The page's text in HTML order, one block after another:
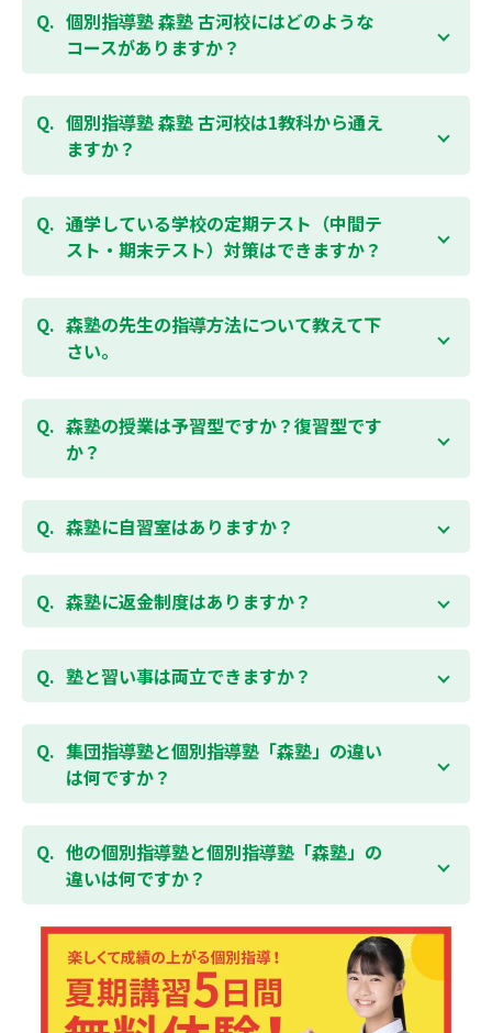
す。また、春休み、夏休み、冬休みの講習では「4日
間～5日間の無料体験」授業を受けていただくことが
可能です。個別指導塾 森塾 古河校の無料体験について
個別指導塾 森塾 古河校にはどのような
コースがありますか？
個別指導塾 森塾 古河校では、小学生・中学生・高校
生のコースがあり、それぞれ学校のテストの点数アッ
プを目的としたコースとなっております。その他、小
学生用の英検®対策や、基礎学力を身につけるDOJOな
は校舎にお問合わせください。
お問合わせはこちら
個別指導塾 森塾 古河校は1教科から通え
ますか？
はい、1教科、週1日から受講いただけます。自分から
勉強できる習慣をつけるために最初は1から2教科での
受講をおすすめしております。まずはお気軽にご相談
ください。
ご相談（お問合わせ）はこちら
通学している学校の定期テスト（中間テ
スト・期末テスト）対策はできますか？
お子様お一人おひとりの学校進度やテスト範囲にあわ
せて授業をすすめますので、定期テスト対策に繋がり
ます。森塾では、テスト直前に自分の予定にあわせ
て、テスト対策授業の追加ができます。 受講中の科目
ど）も可能です。 普段忙しくてなかなか手が回らない
科目も、テスト前に集中して対策できると好評です。
森塾の先生の指導方法について教えて下
さい。
「質量ともに日本一」と自負する研修制度を受け、知
識や教え方を習得した先生が、一人ひとりの能力、個
性に合わせて個別指導いたします。先生とお子様の相
性を大切にするために、相性が合わなければ先生変更
森塾の授業は予習型ですか？復習型です
か？
春期・夏期等の講習以外では森塾の授業は学校で習っ
たところを教える「復習型授業」ではなく、塾で習っ
のが楽しくなります。
勉強が楽しくなるとテストの成績が上がり、テストの
様の成績アップを目指しましょう！まずは無料授業体
験を！
無料体験はこちら
森塾に自習室はありますか？
各校舎に完備しています。
空いている時間があれば、学校の授業の予習や宿題、
森塾に返金制度はありますか？
森塾では保護者様に「安心して」入塾をご検討いただ
くために、ご入塾後4回授業を受けられるまでに入塾
「全額」を返金させていただく「返金制度」をご用意
しております。
塾と習い事は両立できますか？
森塾は個別指導ですので、時間や曜日を自由に選択す
ることができます。そのため、部活やすでにお通いの
習い事などと無理なく両立することができます。
集団指導塾と個別指導塾「森塾」の違い
は何ですか？
集団指導塾は多人数の生徒に対して授業を行う学校の
授業と似たスタイルでの指導となりますが、個別指導
塾の森塾は一人ひとりの学習スピードに合わせて個別
に指導します。
他の個別指導塾と個別指導塾「森塾」の
違いは何ですか？
個別指導塾の森塾は、「先生1人に生徒2人まで」の個
別指導で、「1科目＋20点の成績保証」が大評判の塾
です。しかも、「保護者様にも安心の授業料」で、多
くの保護者様からご好評いただいております。